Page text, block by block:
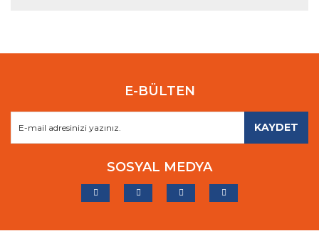
E-BÜLTEN
KAYDET
SOSYAL MEDYA